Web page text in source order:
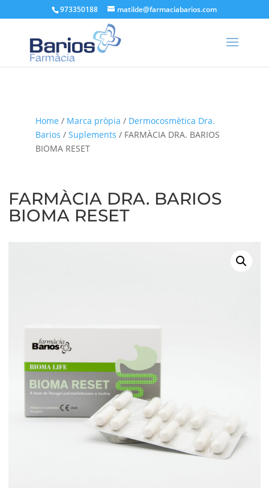
973350188 matilde@farmaciabarios.com
Home / Marca pròpia / Dermocosmètica Dra.
Barios / Suplements / FARMÀCIA DRA. BARIOS
BIOMA RESET
FARMÀCIA DRA. BARIOS
BIOMA RESET